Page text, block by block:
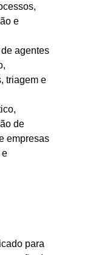
e
agentes
triagem e
de
empresas
e
para